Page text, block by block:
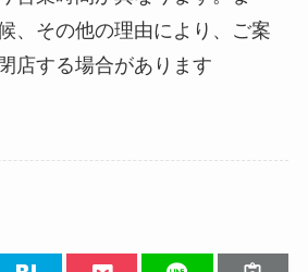
、その他の理由により、ご案
店する場合があります